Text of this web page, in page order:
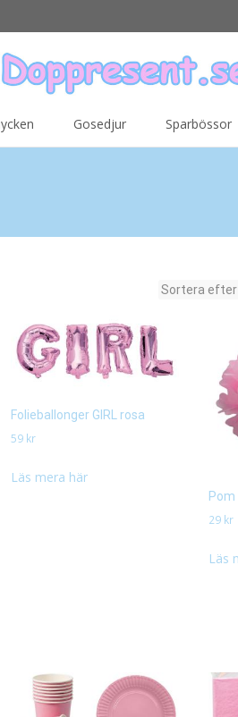
Gosedjur Sparbössor
Folieballonger GIRL rosa
59 kr
Läs mera här
29 kr
Läs